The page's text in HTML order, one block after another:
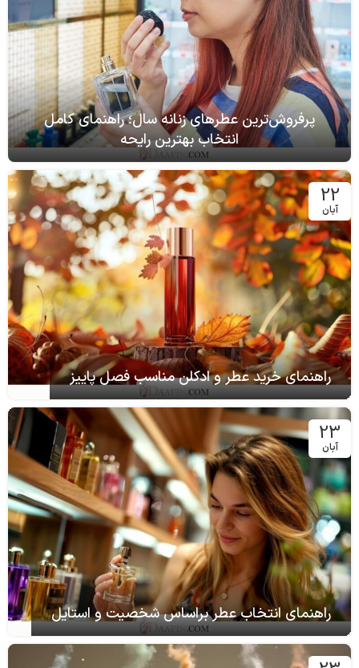
پرفروش‌ترین عطرهای زنانه سال؛ راهنمای کامل
انتخاب بهترین رایحه
22
آبان
راهنمای خرید عطر و ادکلن مناسب فصل پاییز
23
آبان
راهنمای انتخاب عطر براساس شخصیت و استایل